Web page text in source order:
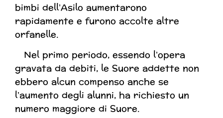
bimbi dell’Asilo aumentarono
rapidamente e furono accolte altre
orfanelle.
Nel primo periodo, essendo l’opera
gravata da debiti, le Suore addette non
ebbero alcun compenso anche se
l’aumento degli alunni, ha richiesto un
numero maggiore di Suore.